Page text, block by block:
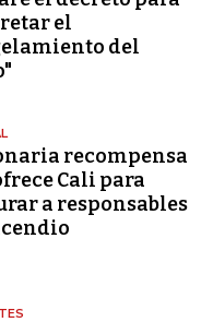
el
del
recompensa
Cali para
a responsables